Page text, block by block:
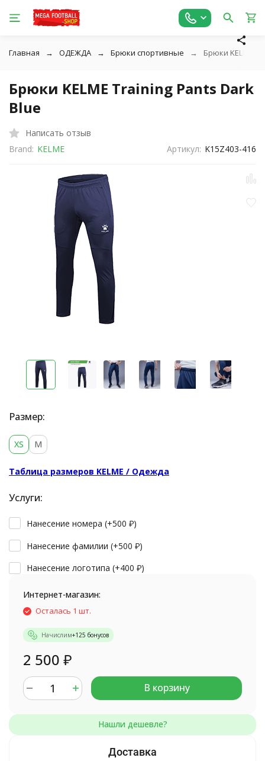
Главная ОДЕЖДА Брюки спортивные Брюки KELME
Брюки KELME Training Pants Dark
Blue
Написать отзыв
Brand: KELME Артикул: K15Z403-416
Размер:
XS M
Таблица размеров KELME / Одежда
Услуги:
Нанесение номера (+500 ₽)
Нанесение фамилии (+500 ₽)
Нанесение логотипа (+400 ₽)
Интернет-магазин:
Осталась 1 шт.
Начислим+125 бонусов
2 500 ₽
В корзину